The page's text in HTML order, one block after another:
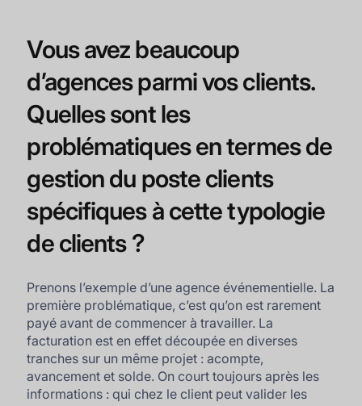
Vous avez beaucoup
d’agences parmi vos clients.
Quelles sont les
problématiques en termes de
gestion du poste clients
spécifiques à cette typologie
de clients ?
Prenons l’exemple d’une agence événementielle. La
première problématique, c’est qu’on est rarement
payé avant de commencer à travailler. La
facturation est en effet découpée en diverses
tranches sur un même projet : acompte,
avancement et solde. On court toujours après les
informations : qui chez le client peut valider les